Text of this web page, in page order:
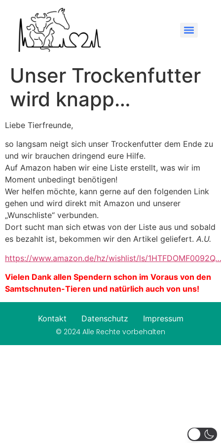
Unser Trockenfutter
wird knapp…
Liebe Tierfreunde,
so langsam neigt sich unser Trockenfutter dem Ende zu
und wir brauchen dringend eure Hilfe.
Auf Amazon haben wir eine Liste erstellt, was wir im
Moment unbedingt benötigen!
Wer helfen möchte, kann gerne auf den folgenden Link
gehen und wird direkt mit Amazon und unserer
„Wunschliste“ verbunden.
Dort sucht man sich etwas von der Liste aus und sobald
es bezahlt ist, bekommen wir den Artikel geliefert. A.U.
https://www.amazon.de/hz/wishlist/ls/1HTFDOMF0092Q…
Vielen Dank allen Spendern schon im Voraus von den
Samtschnuten-Tieren und natürlich auch von uns!
Kontakt Datenschutz
Impressum
© 2024 Alle Rechte vorbehalten